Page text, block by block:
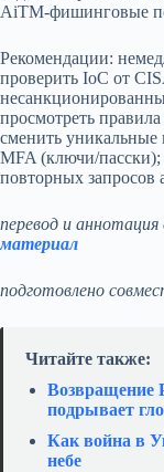
AiTM‑фишинговые
Рекомендации:
проверить IoC от
просмотреть
сменить
MFA (ключи/пасски);
повторных запросов
перевод и
материал
подготовлено
Читайте также:
Возвращение
подрывает
Как война в
небе